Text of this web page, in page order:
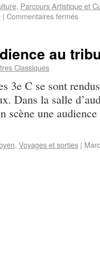
, Parcours Artistique et
| Commentaires fermés
au
Classiques
3e C se sont
Dans la salle
scène une
, Voyages et sorties |